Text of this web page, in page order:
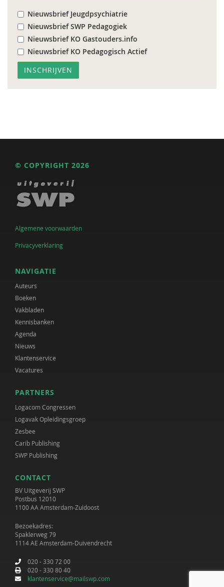
Nieuwsbrief Jeugdpsychiatrie
Nieuwsbrief SWP Pedagogiek
Nieuwsbrief KO Gastouders.info
Nieuwsbrief KO Pedagogisch Actief
© COPYRIGHT 2026
Algemene voorwaarden
Privacyverklaring
NAVIGATIE
Auteurs
Boeken
Vakbladen
Kennisbanken
Agenda
Nieuws
Klantenservice
Vacatures
PARTNERS
Logacom Congressen
Logavak Opleidingsgroep
Zesbee
Carib Publishing
SWP Publishing
CONTACT
BV Uitgeverij SWP
Postbus 12010
1100 AA Amsterdam-Zuidoost
Bezoekadres:
Spaklerweg 79
1114 AE Amsterdam-Duivendrecht
020 - 330 72 00
020 - 330 80 40
klantenservice@mailswp.com